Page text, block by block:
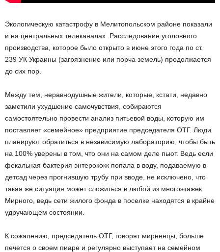
Экологическую катастрофу в Мелитопольском районе показали
и на центральных телеканалах. Расследование уголовного
производства, которое было открыто в июне этого года по ст.
239 УК Украины (загрязнение или порча земель) продолжается
до сих пор.
Между тем, неравнодушные жители, которые, кстати, недавно
заметили ухудшение самочувствия, собираются
самостоятельно провести анализ питьевой воды, которую им
поставляет «семейное» предприятие председателя ОТГ. Люди
планируют обратиться в независимую лабораторию, чтобы быть
на 100% уверены в том, что они на самом деле пьют. Ведь если
фекальная бактерия энтерококк попала в воду, подаваемую в
детсад через прогнившую трубу при вводе, не исключено, что
такая же ситуация может сложиться в любой из многоэтажек
Мирного, ведь сети жилого фонда в поселке находятся в крайне
удручающем состоянии.
К сожалению, председатель ОТГ, говорят мирненцы, больше
печется о своем пиаре и регулярно выступает на семейном